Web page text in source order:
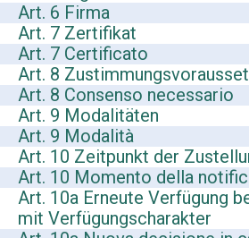
Art. 6 Firma
Art. 7 Zertifikat
Art. 7 Certificato
Art. 8
Art. 8 Consenso necessario
Art. 9 Modalitäten
Art. 9 Modalità
Art. 10 Zeitpunkt der
Art. 10 Momento della
Art. 10a Erneute Verfügung
mit Verfügungscharakter